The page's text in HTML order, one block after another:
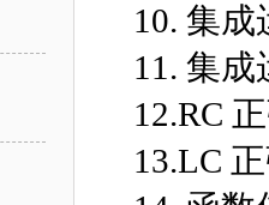
10. 集
11. 集
12.RC
13.LC